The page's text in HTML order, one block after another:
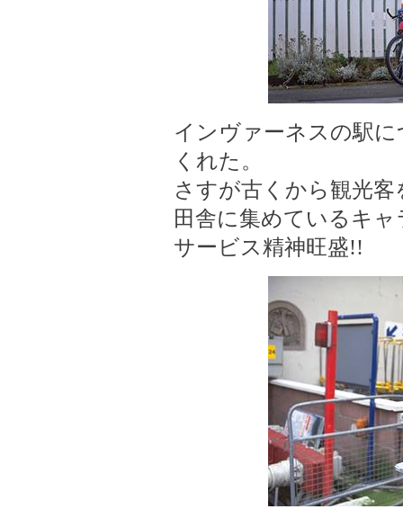
インヴァーネスの駅
くれた。
さすが古くから観光
田舎に集めているキ
サービス精神旺盛!!